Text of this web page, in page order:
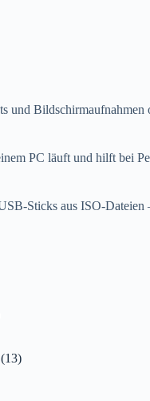
und
PC läuft und hilft bei
Sticks aus ISO-
(13)